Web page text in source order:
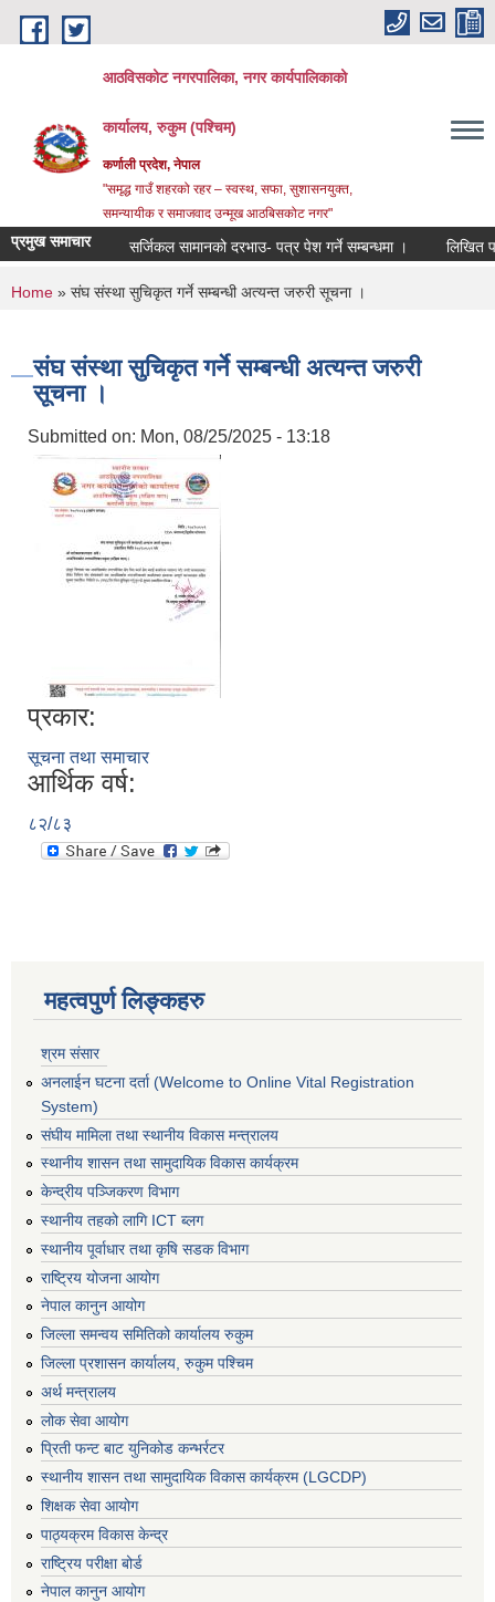
Skip to main content
आठविसकोट नगरपालिका, नगर कार्यपालिकाको
कार्यालय, रुकुम (पश्चिम)
कर्णाली प्रदेश, नेपाल
"समृद्ध गाउँ शहरको रहर – स्वस्थ, सफा, सुशासनयुक्त,
समन्यायीक र समाजवाद उन्मूख आठबिसकोट नगर"
प्रमुख समाचारसर्जिकल सामानको दरभाउ- पत्र पेश गर्ने सम्बन्धमा । लिखित
You are here
Home » संघ संस्था सुचिकृत गर्ने सम्बन्धी अत्यन्त जरुरी सूचना ।
संघ संस्था सुचिकृत गर्ने सम्बन्धी अत्यन्त जरुरी
सूचना ।
Submitted on: Mon, 08/25/2025 - 13:18
प्रकार:
सूचना तथा समाचार
आर्थिक वर्ष:
८२/८३
महत्वपुर्ण लिङ्कहरु
श्रम संसार
अनलाईन घटना दर्ता (Welcome to Online Vital Registration
System)
संघीय मामिला तथा स्थानीय विकास मन्त्रालय
स्थानीय शासन तथा सामुदायिक विकास कार्यक्रम
केन्द्रीय पञ्जिकरण विभाग
स्थानीय तहको लागि ICT ब्लग
स्थानीय पूर्वाधार तथा कृषि सडक विभाग
राष्ट्रिय योजना आयोग
नेपाल कानुन आयोग
जिल्ला समन्वय समितिको कार्यालय रुकुम
जिल्ला प्रशासन कार्यालय, रुकुम पश्चिम
अर्थ मन्त्रालय
लोक सेवा आयोग
प्रिती फन्ट बाट युनिकोड कन्भर्रटर
स्थानीय शासन तथा सामुदायिक विकास कार्यक्रम (LGCDP)
शिक्षक सेवा आयोग
पाठ्यक्रम विकास केन्द्र
राष्ट्रिय परीक्षा बोर्ड
नेपाल कानुन आयोग